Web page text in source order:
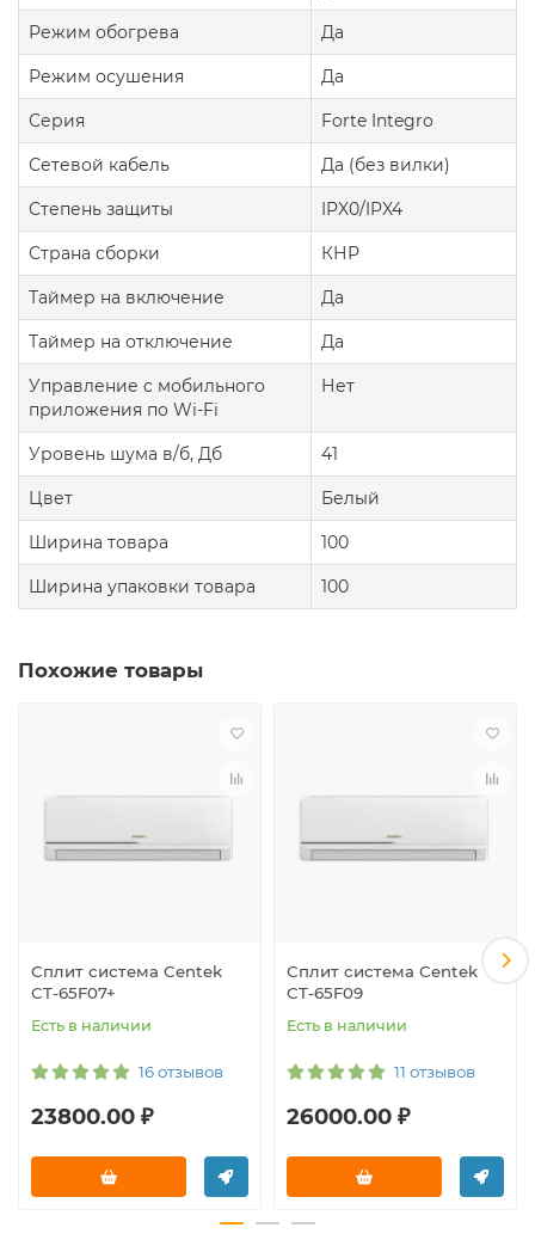
Режим обогрева Да
Режим осушения Да
Серия Forte Integro
Сетевой кабель Да (без вилки)
Степень защиты IPX0/IPX4
Страна сборки КНР
Таймер на включение Да
Таймер на отключение Да
Управление c мобильного
приложения по Wi-Fi
Нет
Уровень шума в/б, Дб 41
Цвет Белый
Ширина товара 100
Ширина упаковки товара 100
Похожие товары
Сплит система Centek
CT-65F07+
Есть в наличии
16 отзывов
23800.00 ₽
Сплит система Centek
CT-65F09
Есть в наличии
11 отзывов
26000.00 ₽